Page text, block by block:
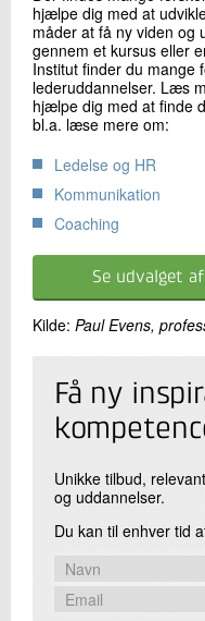
hjælpe dig med at
måder at få ny viden og
gennem et kursus eller
Institut finder du mange
lederuddannelser. Læs
hjælpe dig med at finde
bl.a. læse mere om:
Ledelse og HR
Kommunikation
Coaching
Se udvalget
Kilde: Paul Evens,
Få ny
Unikke tilbud,
og uddannelser.
Du kan til enhver tid